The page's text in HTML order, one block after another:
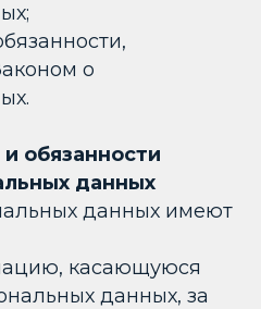
о
обязанности
данных
данных имеют
касающуюся
данных, за